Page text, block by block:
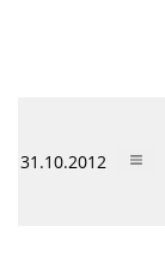
31.10.2012